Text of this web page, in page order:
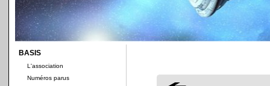
BASIS
L'association
Numéros parus